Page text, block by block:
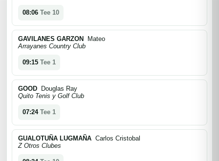
08:06 Tee 10
GAVILANES GARZON
Mateo
Arrayanes Country Club
09:15 Tee 1
GOOD Douglas Ray
Quito Tenis y Golf Club
07:24 Tee 1
GUALOTUÑA LUGMAÑA Carlos Cristobal
Z Otros Clubes